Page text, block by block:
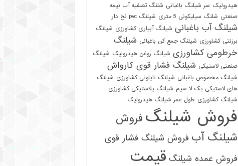
هیدرولیک سر شیلنگ باغبانی شلنگ تصفیه آب نیمه
صنعتی شلنگ سیلیکونی 5 متری شیلنگ pvc نخ دار
شیلنگ آب باغبانی شیلنگ آبیاری کشاورزی شیلنگ
برزنتی کشاورزی شیلنگ جمع کن باغبانی شیلنگ
خرطومی کشاورزی شیلنگ روغن هیدرولیک شیلنگ
صنعتی لاستیکی شیلنگ فشار قوی کارواش
شیلنگ مخصوص باغبانی شیلنگ نایلونی کشاورزی شیلنگ
های لاستیکی یک لا سیم شیلنگ پلاستیکی کشاورزی
شیلنگ کشاورزی طول عمر شیلنگ هیدرولیک
فروش شیلنگ فروش
شیلنگ آب فروش شیلنگ فشار قوی
فروش عمده شیلنگ قیمت